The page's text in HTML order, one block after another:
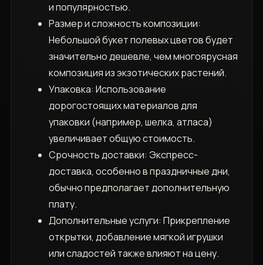
и популярностью.
Размер и сложность композиции:
Небольшой букет полевых цветов будет
значительно дешевле, чем многоярусная
композиция из экзотических растений.
Упаковка: Использование
дорогостоящих материалов для
упаковки (например, шелка, атласа)
увеличивает общую стоимость.
Срочность доставки: Экспресс-
доставка, особенно в праздничные дни,
обычно предполагает дополнительную
плату.
Дополнительные услуги: Прикрепление
открытки, добавление мягкой игрушки
или сладостей также влияют на цену.